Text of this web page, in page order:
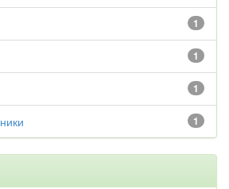
1
1
1
1